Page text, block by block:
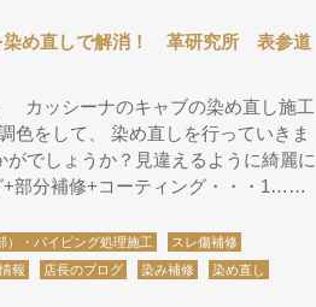
染め直しで解消！ 革研究所 表参道
カッシーナのキャブの染め直し施工
色をして、 染め直しを行っていきま
でしょうか？見違えるように綺麗に
部分補修+コーティング・・・1……
）・パイピング処理施工
スレ傷補修
報 店長のブログ 染み補修
染め直し